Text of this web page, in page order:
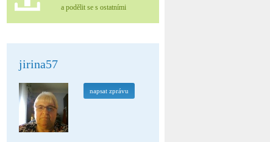
a podělit se s ostatními
jirina57
napsat zprávu